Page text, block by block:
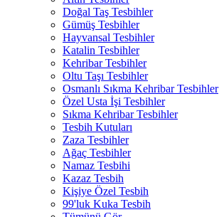
Doğal Taş Tesbihler
Gümüş Tesbihler
Hayvansal Tesbihler
Katalin Tesbihler
Kehribar Tesbihler
Oltu Taşı Tesbihler
Osmanlı Sıkma Kehribar Tesbihler
Özel Usta İşi Tesbihler
Sıkma Kehribar Tesbihler
Tesbih Kutuları
Zaza Tesbihler
Ağaç Tesbihler
Namaz Tesbihi
Kazaz Tesbih
Kişiye Özel Tesbih
99'luk Kuka Tesbih